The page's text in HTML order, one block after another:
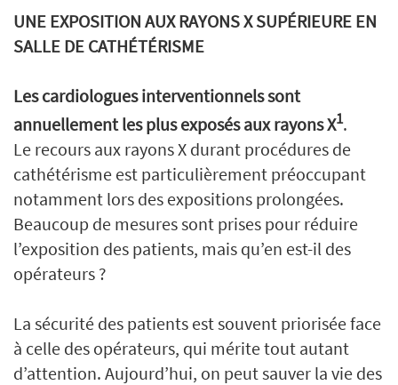
UNE EXPOSITION AUX RAYONS X SUPÉRIEURE EN
SALLE DE CATHÉTÉRISME
Les cardiologues interventionnels sont
annuellement les plus exposés aux rayons X1.
Le recours aux rayons X durant procédures de
cathétérisme est particulièrement préoccupant
notamment lors des expositions prolongées.
Beaucoup de mesures sont prises pour réduire
l’exposition des patients, mais qu’en est-il des
opérateurs ?
La sécurité des patients est souvent priorisée face
à celle des opérateurs, qui mérite tout autant
d’attention. Aujourd’hui, on peut sauver la vie des